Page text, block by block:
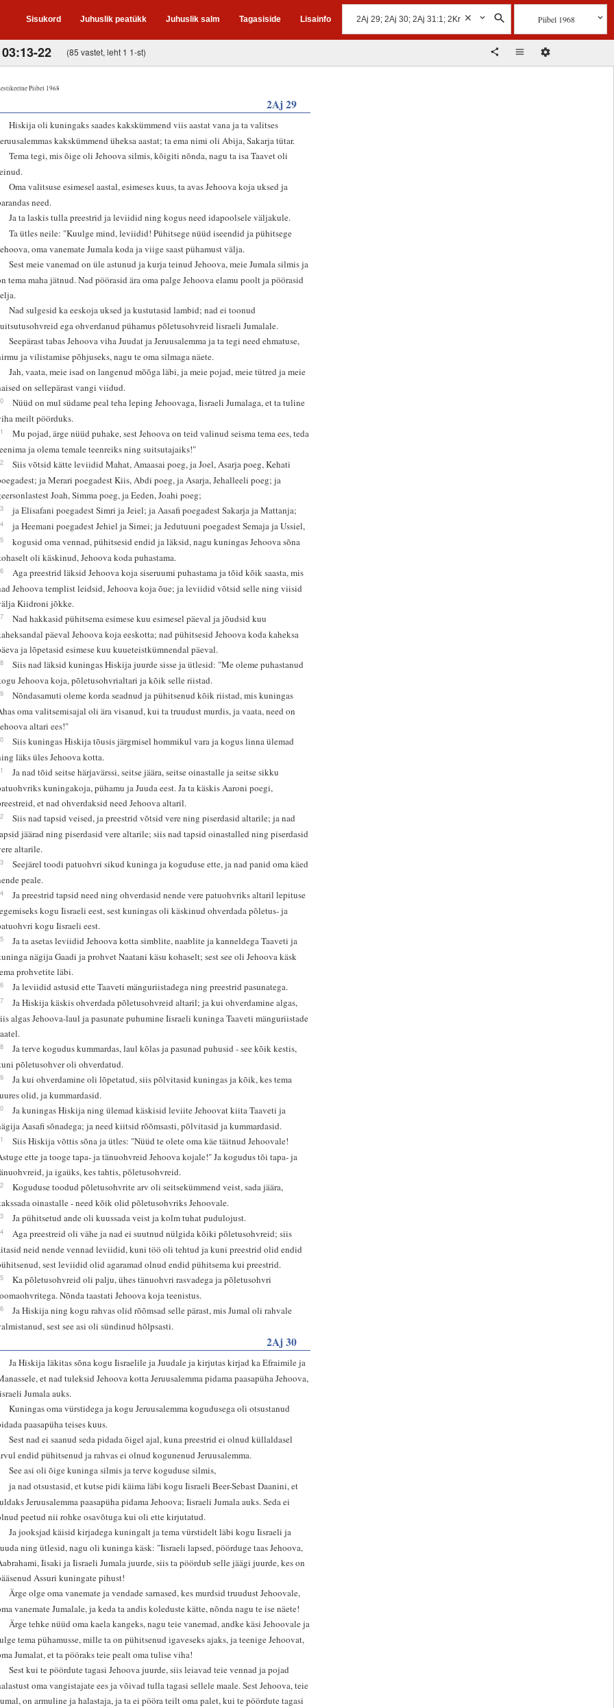
Sisukord Juhuslik peatükk Juhuslik salm Tagasiside Lisainfo Piibel 1968
22 (85 vastet, leht 1 1-st)
Piibel 1968
2Aj 29
Hiskija oli kuningaks saades kakskümmend viis aastat vana ja ta valitses
kakskümmend üheksa aastat; ta ema nimi oli Abija, Sakarja tütar.
Tema tegi, mis õige oli Jehoova silmis, kõigiti nõnda, nagu ta isa Taavet oli
Oma valitsuse esimesel aastal, esimeses kuus, ta avas Jehoova koja uksed ja
need.
Ja ta laskis tulla preestrid ja leviidid ning kogus need idapoolsele väljakule.
Ta ütles neile: "Kuulge mind, leviidid! Pühitsege nüüd iseendid ja pühitsege
oma vanemate Jumala koda ja viige saast pühamust välja.
Sest meie vanemad on üle astunud ja kurja teinud Jehoova, meie Jumala silmis ja
tema maha jätnud. Nad pöörasid ära oma palge Jehoova elamu poolt ja pöörasid
Nad sulgesid ka eeskoja uksed ja kustutasid lambid; nad ei toonud
ega ohverdanud pühamus põletusohvreid lisraeli Jumalale.
Seepärast tabas Jehoova viha Juudat ja Jeruusalemma ja ta tegi need ehmatuse,
ja vilistamise põhjuseks, nagu te oma silmaga näete.
Jah, vaata, meie isad on langenud mõõga läbi, ja meie pojad, meie tütred ja meie
on sellepärast vangi viidud.
Nüüd on mul südame peal teha leping Jehoovaga, Iisraeli Jumalaga, et ta tuline
meilt pöörduks.
Mu pojad, ärge nüüd puhake, sest Jehoova on teid valinud seisma tema ees, teda
ja olema temale teenreiks ning suitsutajaiks!"
Siis võtsid kätte leviidid Mahat, Amaasai poeg, ja Joel, Asarja poeg, Kehati
ja Merari poegadest Kiis, Abdi poeg, ja Asarja, Jehalleeli poeg; ja
Joah, Simma poeg, ja Eeden, Joahi poeg;
ja Elisafani poegadest Simri ja Jeiel; ja Aasafi poegadest Sakarja ja Mattanja;
ja Heemani poegadest Jehiel ja Simei; ja Jedutuuni poegadest Semaja ja Ussiel,
kogusid oma vennad, pühitsesid endid ja läksid, nagu kuningas Jehoova sõna
oli käskinud, Jehoova koda puhastama.
Aga preestrid läksid Jehoova koja siseruumi puhastama ja tõid kõik saasta, mis
Jehoova templist leidsid, Jehoova koja õue; ja leviidid võtsid selle ning viisid
Kiidroni jõkke.
Nad hakkasid pühitsema esimese kuu esimesel päeval ja jõudsid kuu
päeval Jehoova koja eeskotta; nad pühitsesid Jehoova koda kaheksa
ja lõpetasid esimese kuu kuueteistkümnendal päeval.
Siis nad läksid kuningas Hiskija juurde sisse ja ütlesid: "Me oleme puhastanud
Jehoova koja, põletusohvrialtari ja kõik selle riistad.
Nõndasamuti oleme korda seadnud ja pühitsenud kõik riistad, mis kuningas
oma valitsemisajal oli ära visanud, kui ta truudust murdis, ja vaata, need on
altari ees!"
Siis kuningas Hiskija tõusis järgmisel hommikul vara ja kogus linna ülemad
läks üles Jehoova kotta.
Ja nad tõid seitse härjavärssi, seitse jäära, seitse oinastalle ja seitse sikku
kuningakoja, pühamu ja Juuda eest. Ja ta käskis Aaroni poegi,
et nad ohverdaksid need Jehoova altaril.
Siis nad tapsid veised, ja preestrid võtsid vere ning piserdasid altarile; ja nad
jäärad ning piserdasid vere altarile; siis nad tapsid oinastalled ning piserdasid
altarile.
Seejärel toodi patuohvri sikud kuninga ja koguduse ette, ja nad panid oma käed
peale.
Ja preestrid tapsid need ning ohverdasid nende vere patuohvriks altaril lepituse
kogu Iisraeli eest, sest kuningas oli käskinud ohverdada põletus- ja
kogu Iisraeli eest.
Ja ta asetas leviidid Jehoova kotta simblite, naablite ja kanneldega Taaveti ja
nägija Gaadi ja prohvet Naatani käsu kohaselt; sest see oli Jehoova käsk
prohvetite läbi.
Ja leviidid astusid ette Taaveti mänguriistadega ning preestrid pasunatega.
Ja Hiskija käskis ohverdada põletusohvreid altaril; ja kui ohverdamine algas,
algas Jehoova-laul ja pasunate puhumine Iisraeli kuninga Taaveti mänguriistade
Ja terve kogudus kummardas, laul kõlas ja pasunad puhusid - see kõik kestis,
põletusohver oli ohverdatud.
Ja kui ohverdamine oli lõpetatud, siis põlvitasid kuningas ja kõik, kes tema
olid, ja kummardasid.
Ja kuningas Hiskija ning ülemad käskisid leviite Jehoovat kiita Taaveti ja
Aasafi sõnadega; ja need kiitsid rõõmsasti, põlvitasid ja kummardasid.
Siis Hiskija võttis sõna ja ütles: "Nüüd te olete oma käe täitnud Jehoovale!
ette ja tooge tapa- ja tänuohvreid Jehoova kojale!" Ja kogudus tõi tapa- ja
ja igaüks, kes tahtis, põletusohvreid.
Koguduse toodud põletusohvrite arv oli seitsekümmend veist, sada jäära,
oinastalle - need kõik olid põletusohvriks Jehoovale.
Ja pühitsetud ande oli kuussada veist ja kolm tuhat pudulojust.
Aga preestreid oli vähe ja nad ei suutnud nülgida kõiki põletusohvreid; siis
neid nende vennad leviidid, kuni töö oli tehtud ja kuni preestrid olid endid
sest leviidid olid agaramad olnud endid pühitsema kui preestrid.
Ka põletusohvreid oli palju, ühes tänuohvri rasvadega ja põletusohvri
Nõnda taastati Jehoova koja teenistus.
Ja Hiskija ning kogu rahvas olid rõõmsad selle pärast, mis Jumal oli rahvale
sest see asi oli sündinud hõlpsasti.
2Aj 30
Ja Hiskija läkitas sõna kogu Iisraelile ja Juudale ja kirjutas kirjad ka Efraimile ja
et nad tuleksid Jehoova kotta Jeruusalemma pidama paasapüha Jehoova,
Jumala auks.
Kuningas oma vürstidega ja kogu Jeruusalemma kogudusega oli otsustanud
paasapüha teises kuus.
Sest nad ei saanud seda pidada õigel ajal, kuna preestrid ei olnud küllaldasel
endid pühitsenud ja rahvas ei olnud kogunenud Jeruusalemma.
See asi oli õige kuninga silmis ja terve koguduse silmis,
ja nad otsustasid, et kutse pidi käima läbi kogu Iisraeli Beer-Sebast Daanini, et
Jeruusalemma paasapüha pidama Jehoova; Iisraeli Jumala auks. Seda ei
peetud nii rohke osavõtuga kui oli ette kirjutatud.
Ja jooksjad käisid kirjadega kuningalt ja tema vürstidelt läbi kogu Iisraeli ja
ning ütlesid, nagu oli kuninga käsk: "Iisraeli lapsed, pöörduge taas Jehoova,
Iisaki ja Iisraeli Jumala juurde, siis ta pöördub selle jäägi juurde, kes on
Assuri kuningate pihust!
Ärge olge oma vanemate ja vendade sarnased, kes murdsid truudust Jehoovale,
vanemate Jumalale, ja keda ta andis koleduste kätte, nõnda nagu te ise näete!
Ärge tehke nüüd oma kaela kangeks, nagu teie vanemad, andke käsi Jehoovale ja
tema pühamusse, mille ta on pühitsenud igaveseks ajaks, ja teenige Jehoovat,
Jumalat, et ta pööraks teie pealt oma tulise viha!
Sest kui te pöördute tagasi Jehoova juurde, siis leiavad teie vennad ja pojad
oma vangistajate ees ja võivad tulla tagasi sellele maale. Sest Jehoova, teie
on armuline ja halastaja, ja ta ei pööra teilt oma palet, kui te pöördute tagasi